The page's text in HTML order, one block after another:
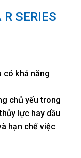
SERIES
có khả năng
chủ yếu trong
lực hay dầu
hạn chế việc